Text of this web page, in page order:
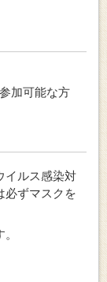
加可能な方
イルス感染対
必ずマスクを